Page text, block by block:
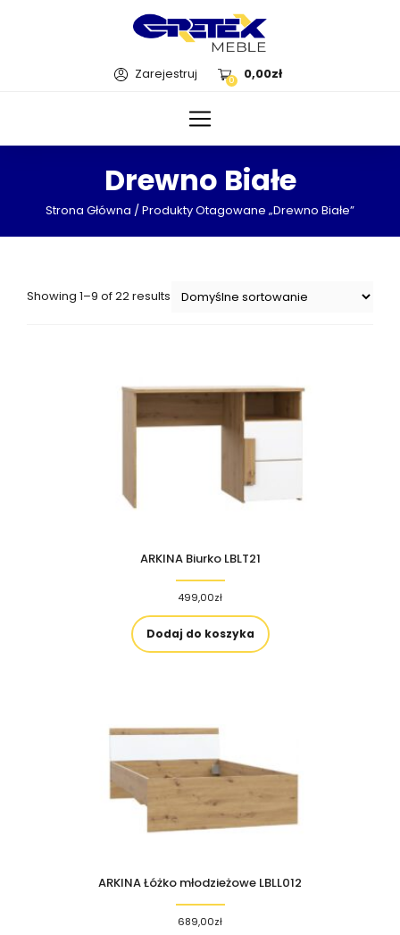
Zarejestruj 0 0,00zł
Drewno Białe
Strona Główna / Produkty Otagowane „drewno Białe”
Showing 1–9 of 22 results
ARKINA Biurko LBLT21
499,00zł
Dodaj do koszyka
ARKINA Łóżko młodzieżowe LBLL012
689,00zł